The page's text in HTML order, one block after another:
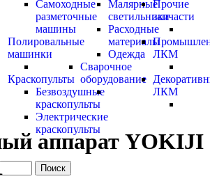
Самоходные
разметочные
машины
Полировальные
машинки
Краскопульты
Безвоздушные
краскопульты
Электрические
краскопульты
Малярные
светильники
Расходные
материалы
Одежда
Сварочное
оборудование
Прочие
запчасти
ЛКМ
ЛКМ
Поиск
аппарат YOKIJI